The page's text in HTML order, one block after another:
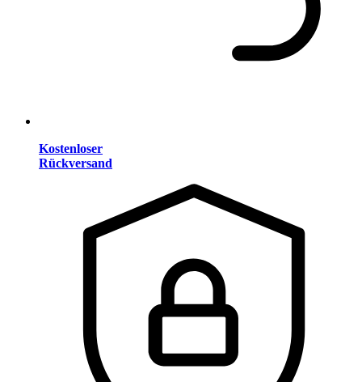
Kostenloser
Rückversand